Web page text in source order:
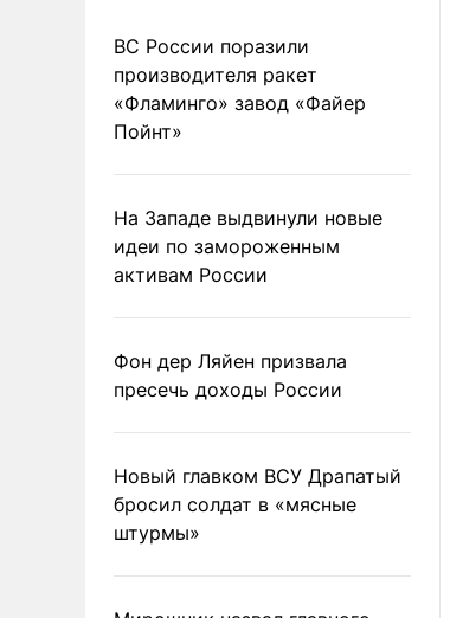
ВС России поразили
производителя ракет
«Фламинго» завод «Файер
Пойнт»
На Западе выдвинули новые
идеи по замороженным
активам России
Фон дер Ляйен призвала
пресечь доходы России
Новый главком ВСУ Драпатый
бросил солдат в «мясные
штурмы»